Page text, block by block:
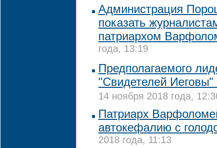
Администрация
показать
патриархом
года, 13:19
Предполагаемого
"Свидетелей
14 ноября 2018 года,
Патриарх
автокефалию с
2018 года, 11:13